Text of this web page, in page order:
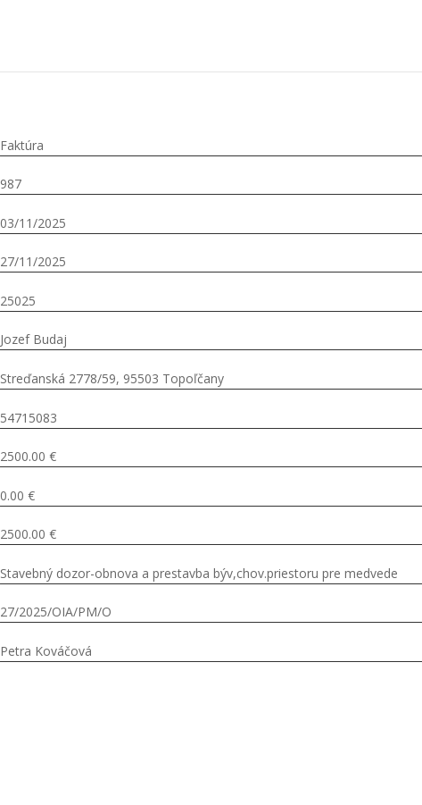
Faktúra
987
03/11/2025
27/11/2025
25025
Jozef Budaj
Streďanská 2778/59, 95503 Topoľčany
54715083
2500.00 €
0.00 €
2500.00 €
Stavebný dozor-obnova a prestavba býv,chov.priestoru pre medvede
27/2025/OIA/PM/O
Petra Kováčová